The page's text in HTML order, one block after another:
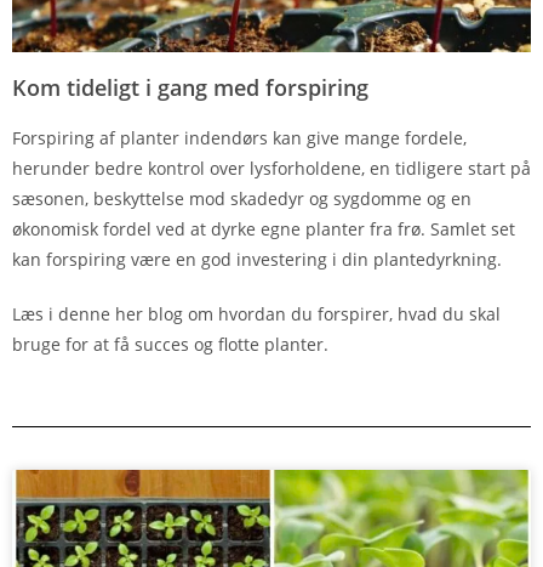
Kom tideligt i gang med forspiring
Forspiring af planter indendørs kan give mange fordele,
herunder bedre kontrol over lysforholdene, en tidligere start på
sæsonen, beskyttelse mod skadedyr og sygdomme og en
økonomisk fordel ved at dyrke egne planter fra frø. Samlet set
kan forspiring være en god investering i din plantedyrkning.
Læs i denne her blog om hvordan du forspirer, hvad du skal
bruge for at få succes og flotte planter.